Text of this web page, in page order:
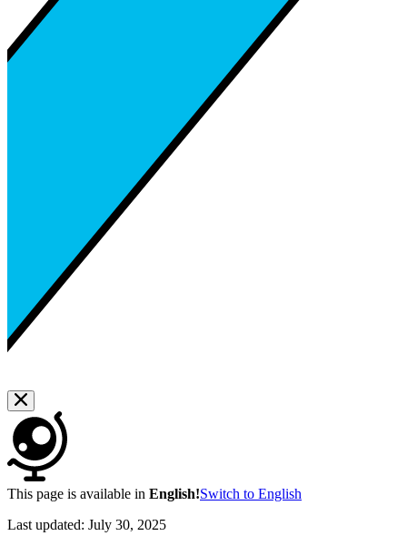
This page is available in English!Switch to English
Last updated: July 30, 2025